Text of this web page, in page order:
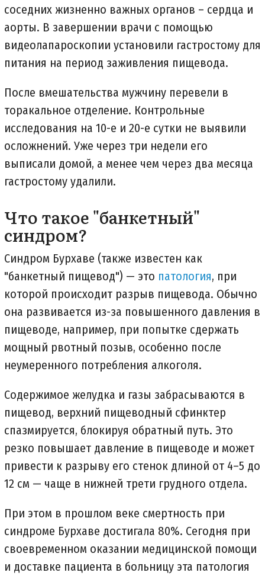
соседних жизненно важных органов – сердца и
аорты. В завершении врачи с помощью
видеолапароскопии установили гастростому для
питания на период заживления пищевода.
После вмешательства мужчину перевели в
торакальное отделение. Контрольные
исследования на 10-е и 20-е сутки не выявили
осложнений. Уже через три недели его
выписали домой, а менее чем через два месяца
гастростому удалили.
Что такое "банкетный"
синдром?
Синдром Бурхаве (также известен как
"банкетный пищевод") — это патология, при
которой происходит разрыв пищевода. Обычно
она развивается из-за повышенного давления в
пищеводе, например, при попытке сдержать
мощный рвотный позыв, особенно после
неумеренного потребления алкоголя.
Содержимое желудка и газы забрасываются в
пищевод, верхний пищеводный сфинктер
спазмируется, блокируя обратный путь. Это
резко повышает давление в пищеводе и может
привести к разрыву его стенок длиной от 4–5 до
12 см — чаще в нижней трети грудного отдела.
При этом в прошлом веке смертность при
синдроме Бурхаве достигала 80%. Сегодня при
своевременном оказании медицинской помощи
и доставке пациента в больницу эта патология